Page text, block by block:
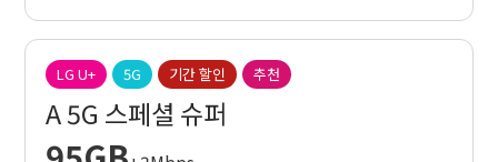
LG U+ 5G 기간 할인 추천
A 5G 스페셜 슈퍼